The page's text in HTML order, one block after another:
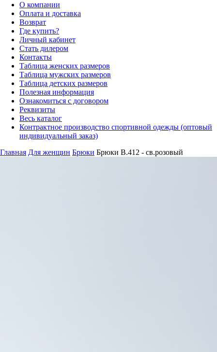
О компании
Оплата и доставка
Возврат
Где купить?
Личный кабинет
Стать дилером
Контакты
Таблица женских размеров
Таблица мужских размеров
Таблица детских размеров
Полезная информация
Ознакомиться с договором
Реквизиты
Весь каталог
Контрактное производство спортивной одежды (оптовый
индивидуальный заказ)
Главная Для женщин Брюки Брюки B.412 - св.розовый